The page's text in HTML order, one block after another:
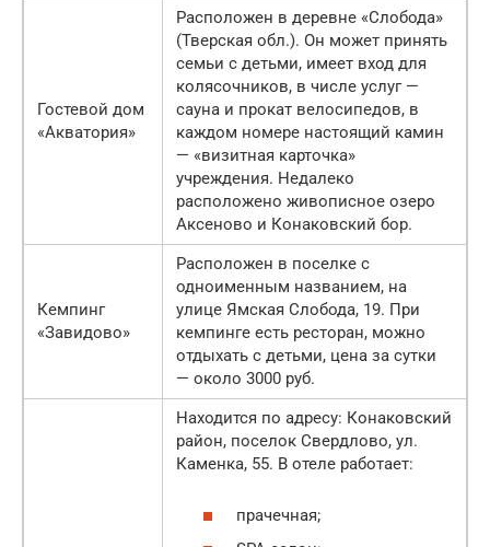
Гостевой дом
«Акватория»
Расположен в деревне «Слобода»
(Тверская обл.). Он может принять
семьи с детьми, имеет вход для
колясочников, в числе услуг —
сауна и прокат велосипедов, в
каждом номере настоящий камин
— «визитная карточка»
учреждения. Недалеко
расположено живописное озеро
Аксеново и Конаковский бор.
Кемпинг
«Завидово»
Расположен в поселке с
одноименным названием, на
улице Ямская Слобода, 19. При
кемпинге есть ресторан, можно
отдыхать с детьми, цена за сутки
— около 3000 руб.
Находится по адресу: Конаковский
район, поселок Свердлово, ул.
Каменка, 55. В отеле работает:
прачечная;